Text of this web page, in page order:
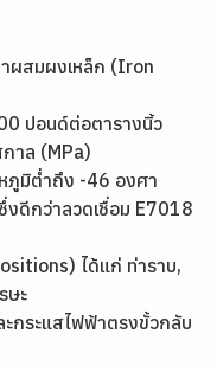
ำผสมผงเหล็ก (Iron
ปอนด์ต่อตารางนิ้ว
าล (MPa)
ภูมิต่ำถึง -46 องศา
งดีกว่าลวดเชื่อม E7018
ได้แก่ ท่าราบ,
ษะ
กระแสไฟฟ้าตรงขั้วกลับ